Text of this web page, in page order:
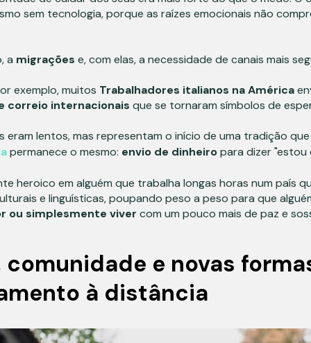
sem tecnologia, porque as raízes emocionais não
a migrações e, com elas, a necessidade de canais mais
exemplo, muitos Trabalhadores italianos na América
correio internacionais que se tornaram símbolos de
eram lentos, mas representam o início de uma tradição
permanece o mesmo: envio de dinheiropara dizer "estou
heroico em alguém que trabalha longas horas num país
e linguísticas, poupando peso a peso para que
ou simplesmente viver com um pouco mais de paz e
comunidade e novas
à distância